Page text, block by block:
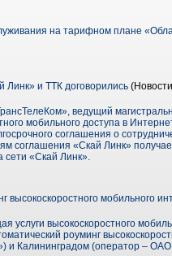
на тарифном плане
Линк» и ТТК договорились
ведущий
мобильного доступа в
соглашения о
соглашения «Скай Линк»
сети «Скай Линк».
высокоскоростного мобильного
услуги высокоскоростного
роуминг
Калининградом (оператор –